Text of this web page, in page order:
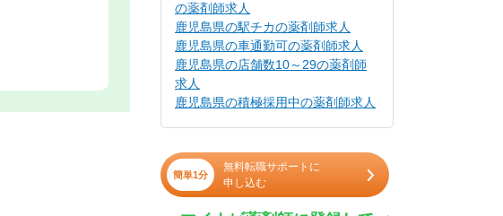
の薬剤師求人
鹿児島県の駅チカの薬剤師求人
鹿児島県の車通勤可の薬剤師求人
鹿児島県の店舗数10～29の薬剤師
求人
鹿児島県の積極採用中の薬剤師求人
簡単1分
無料転職サポートに
申し込む